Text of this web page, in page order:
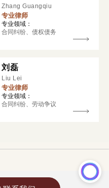
Zhang Guangqiu
专业律师
专业领域：
合同纠纷、债权债务
刘磊
Liu Lei
专业律师
专业领域：
合同纠纷、劳动争议